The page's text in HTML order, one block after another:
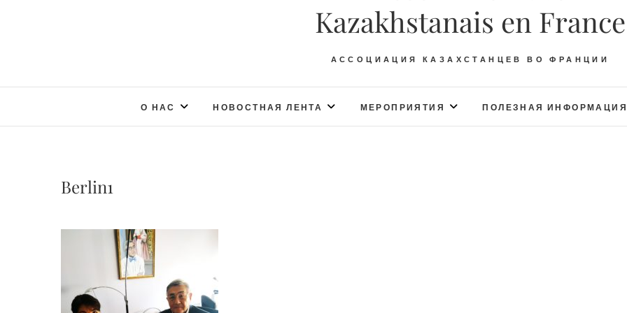
Kazakhstanais en France
АССОЦИАЦИЯ КАЗАХСТАНЦЕВ ВО ФРАНЦИИ
О НАС НОВОСТНАЯ ЛЕНТА МЕРОПРИЯТИЯ ПОЛЕЗНАЯ ИНФОРМАЦИЯ
Berlin1